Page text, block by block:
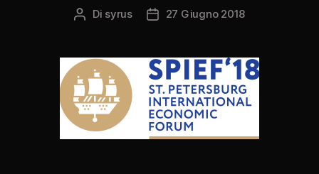
Autore
Di syrus
Data27 Giugno 2018